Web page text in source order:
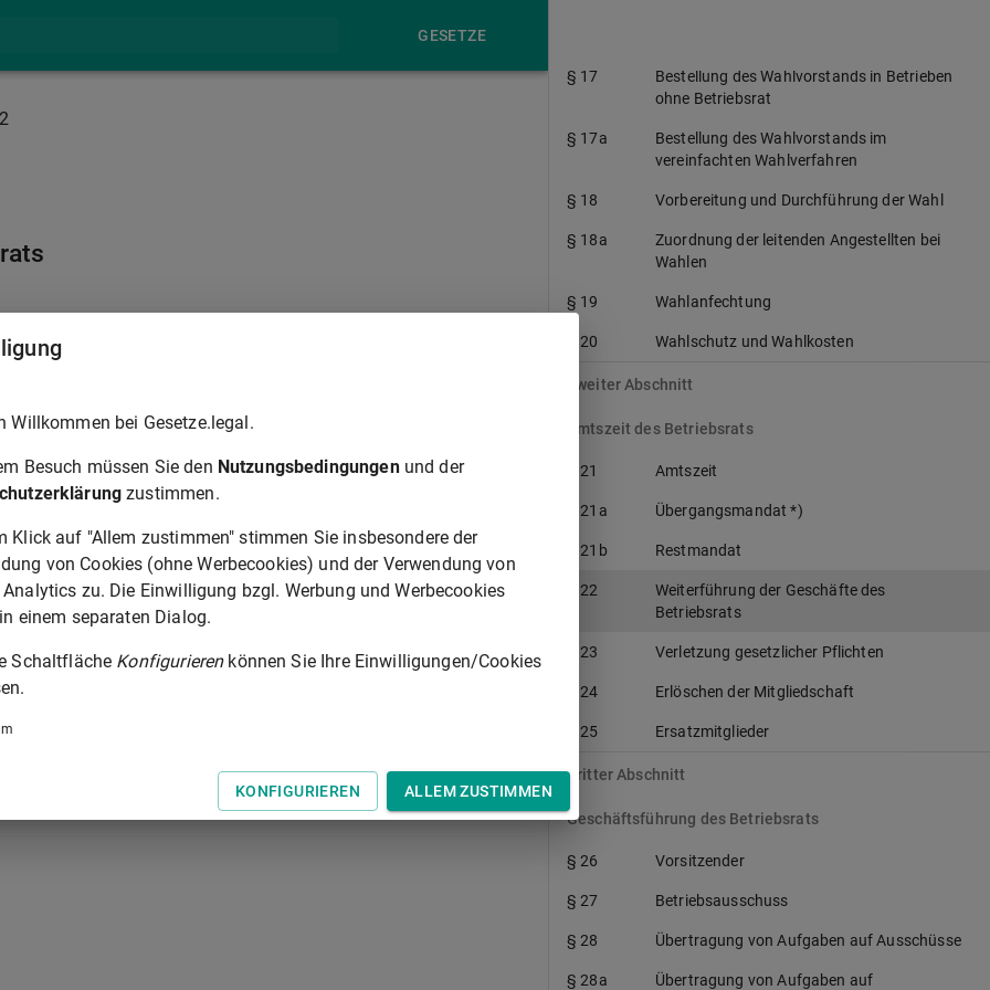
GESETZE
die Geschäfte weiter, bis der neue Betriebsrat gewählt
Tastatur zur Navigation zwischen Normen.
§ 17
Bestellung des Wahlvorstands in Betrieben
ohne Betriebsrat
§ 17a
Bestellung des Wahlvorstands im
vereinfachten Wahlverfahren
§ 18 Vorbereitung und Durchführung der Wahl
§ 18a
Zuordnung der leitenden Angestellten bei
Wahlen
§ 19 Wahlanfechtung
§ 20 Wahlschutz und Wahlkosten
Zweiter Abschnitt
Amtszeit des Betriebsrats
§ 21 Amtszeit
§ 21a Übergangsmandat *)
§ 21b Restmandat
§ 22
Weiterführung der Geschäfte des
Betriebsrats
§ 23 Verletzung gesetzlicher Pflichten
§ 24 Erlöschen der Mitgliedschaft
§ 25 Ersatzmitglieder
Dritter Abschnitt
Geschäftsführung des Betriebsrats
§ 26 Vorsitzender
§ 27 Betriebsausschuss
§ 28 Übertragung von Aufgaben auf Ausschüsse
§ 28a Übertragung von Aufgaben auf
Willkommen bei Gesetze.legal.
Besuch müssen Sie den Nutzungsbedingungenund der
zustimmen.
Klick auf "Allem zustimmen" stimmen Sie insbesondere der
von Cookies (ohne Werbecookies) und der Verwendung von
Analytics zu. Die Einwilligung bzgl. Werbung und Werbecookies
einem separaten Dialog.
Schaltfläche Konfigurierenkönnen Sie Ihre Einwilligungen/Cookies
KONFIGURIEREN ALLEM ZUSTIMMEN